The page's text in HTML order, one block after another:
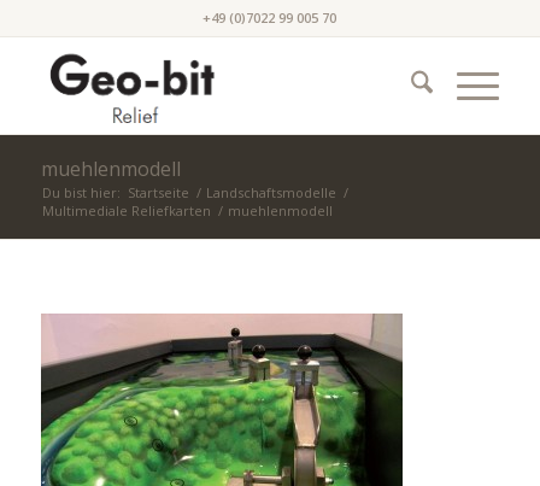
+49 (0)7022 99 005 70
muehlenmodell
Du bist hier: Startseite / Landschaftsmodelle /
Multimediale Reliefkarten / muehlenmodell